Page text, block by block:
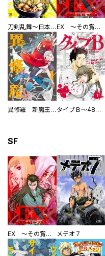
刀剣乱舞～日本号つれづれ酒～ EX ～その賞金稼ぎは、世界の出口を探す～【単行本版】
異修羅 新魔王戦争 タイプＢ～48時間後、致死率100％～【単話】
SF
EX ～その賞金稼ぎは、世界の出口を探す～【単行本版】 メテオ７